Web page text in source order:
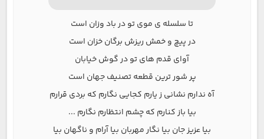
تا سلسله ی موی تو در باد وزان است
در پیچ و خمش ریزش برگان خزان است
آوای قدم های تو در گوش خیابان
پر شور ترین قطعه تصنیف جهان است
آه ندارم نشانی ز یارم کجایی نگارم که بردی قرارم
بیا باز کنارم که چشم انتظارم نگارم ...
بیا عزیز جان بیا نگار مهربان بیا آرام و ناگهان بیا